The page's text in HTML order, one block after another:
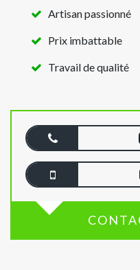
Artisan passionné
Prix imbattable
Travail de qualité